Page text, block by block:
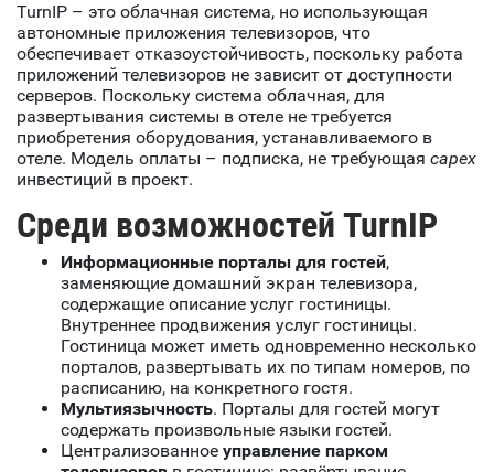
TurnIP – это облачная система, но использующая
автономные приложения телевизоров, что
обеспечивает отказоустойчивость, поскольку работа
приложений телевизоров не зависит от доступности
серверов. Поскольку система облачная, для
развертывания системы в отеле не требуется
приобретения оборудования, устанавливаемого в
отеле. Модель оплаты – подписка, не требующая capex
инвестиций в проект.
Среди возможностей TurnIP
Информационные порталы для гостей,
заменяющие домашний экран телевизора,
содержащие описание услуг гостиницы.
Внутреннее продвижения услуг гостиницы.
Гостиница может иметь одновременно несколько
порталов, развертывать их по типам номеров, по
расписанию, на конкретного гостя.
Мультиязычность. Порталы для гостей могут
содержать произвольные языки гостей.
Централизованное управление парком